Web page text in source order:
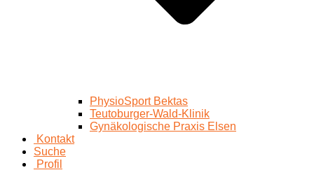
PhysioSport Bektas
Teutoburger-Wald-Klinik
Gynäkologische Praxis Elsen
Kontakt
Suche
Profil